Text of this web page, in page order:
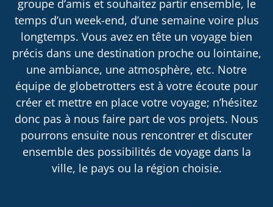
groupe d’amis et souhaitez partir ensemble, le
temps d’un week-end, d’une semaine voire plus
longtemps. Vous avez en tête un voyage bien
précis dans une destination proche ou lointaine,
une ambiance, une atmosphère, etc. Notre
équipe de globetrotters est à votre écoute pour
créer et mettre en place votre voyage; n’hésitez
donc pas à nous faire part de vos projets. Nous
pourrons ensuite nous rencontrer et discuter
ensemble des possibilités de voyage dans la
ville, le pays ou la région choisie.